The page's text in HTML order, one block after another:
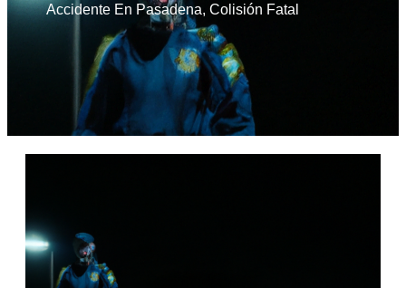
Accidente En Pasadena,Colisión Fatal